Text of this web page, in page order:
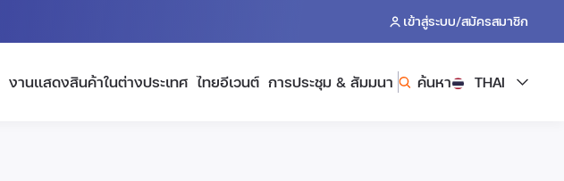
เข้าสู่ระบบ/สมัครสมาชิก
งานแสดงสินค้าในต่างประเทศ ไทยอีเวนต์ การประชุม & สัมมนา ค้นหา THAI